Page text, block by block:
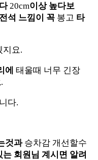
20cm이상 높다보
석 느낌이 꼭 봉고 타
지요.
에 태울때 너무 긴장
.
다.
것과 승차감 개선할수
는 회원님 계시면 알려